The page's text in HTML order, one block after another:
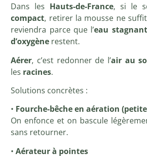
Dans les Hauts-de-France, si le
compact, retirer la mousse ne
reviendra parce que l’eau
d’oxygène restent.
Aérer, c’est redonner de l’air au
les racines.
Solutions concrètes :
• Fourche-bêche en aération
On enfonce et on bascule
sans retourner.
•Aérateur à pointes